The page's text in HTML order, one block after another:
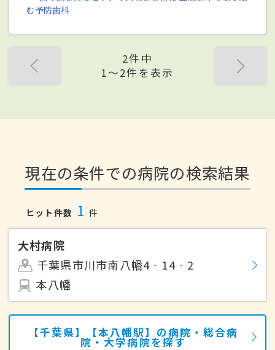
む予防歯科
2件中
1〜2件を表示
現在の条件での病院の検索結果
ヒット件数 1 件
大村病院
千葉県市川市南八幡4‐14‐2
本八幡
【千葉県】【本八幡駅】の病院・総合病
院・大学病院を探す